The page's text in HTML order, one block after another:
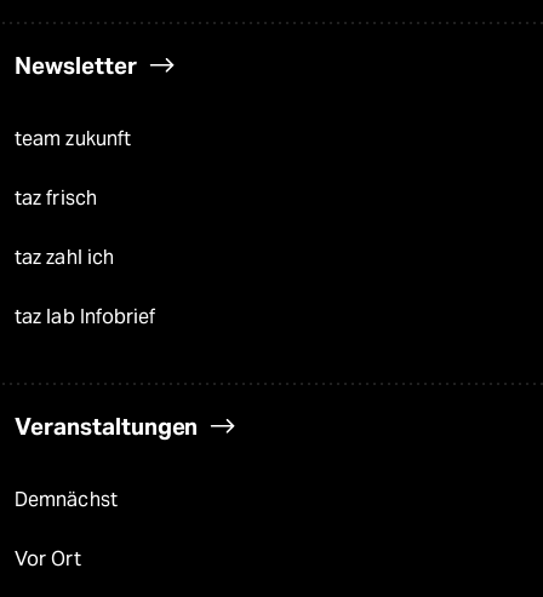
Newsletter
team zukunft
taz frisch
taz zahl ich
taz lab Infobrief
Veranstaltungen
Demnächst
Vor Ort